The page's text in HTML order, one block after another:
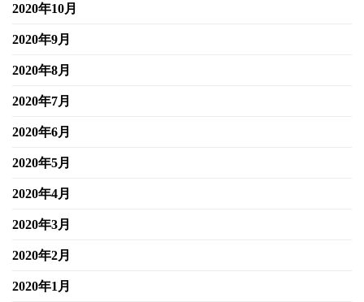
2020年10月
2020年9月
2020年8月
2020年7月
2020年6月
2020年5月
2020年4月
2020年3月
2020年2月
2020年1月